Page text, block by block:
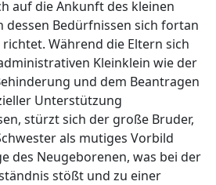
auf die Ankunft des kleinen
dessen Bedürfnissen sich fortan
Während die Eltern sich
Kleinklein wie der
und dem Beantragen
Unterstützung
stürzt sich der große Bruder,
als mutiges Vorbild
des Neugeborenen, was bei der
stößt und zu einer